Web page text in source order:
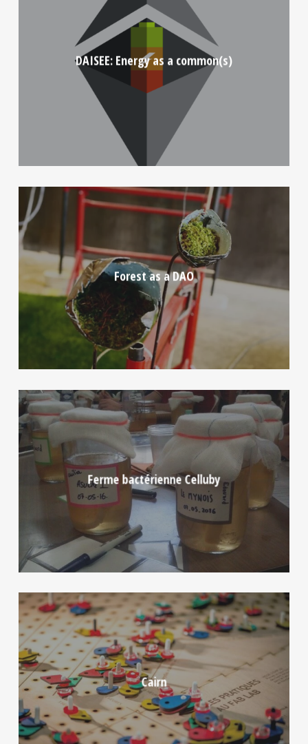
DAISEE: Energy as a common(s)
Forest as a DAO
Ferme bactérienne Celluby
Cairn